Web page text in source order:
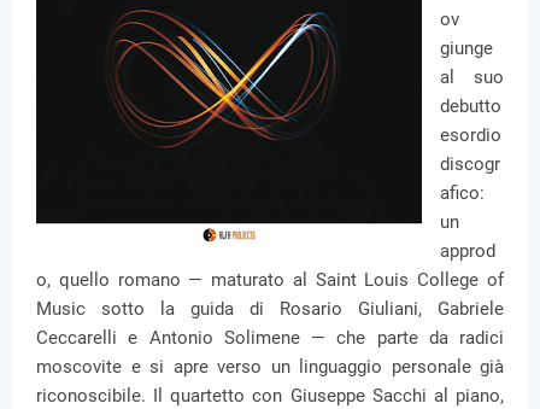
ov
giunge
al suo
debutto
esordio
discogr
afico:
un
approd
o, quello romano — maturato al Saint Louis College of
Music sotto la guida di Rosario Giuliani, Gabriele
Ceccarelli e Antonio Solimene — che parte da radici
moscovite e si apre verso un linguaggio personale già
riconoscibile. Il quartetto con Giuseppe Sacchi al piano,